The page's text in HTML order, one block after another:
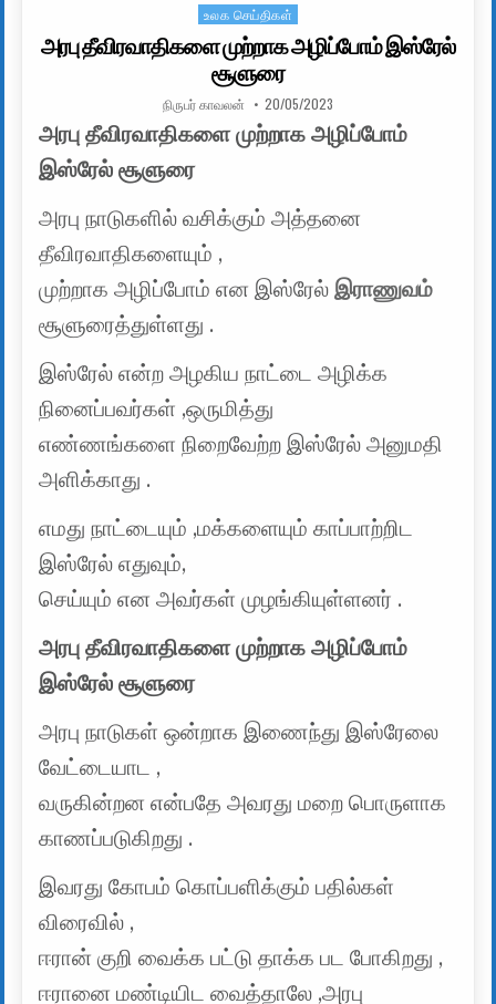
Posted in
உலக செய்திகள்
அரபு தீவிரவாதிகளை முற்றாக அழிப்போம் இஸ்ரேல்
சூளுரை
AUTHOR:
நிருபர் காவலன் PUBLISHED DATE:
20/05/2023
அரபு தீவிரவாதிகளை முற்றாக அழிப்போம்
இஸ்ரேல் சூளுரை
அரபு நாடுகளில் வசிக்கும் அத்தனை
தீவிரவாதிகளையும் ,
முற்றாக அழிப்போம் என இஸ்ரேல்இராணுவம்
சூளுரைத்துள்ளது .
இஸ்ரேல் என்ற அழகிய நாட்டை அழிக்க
நினைப்பவர்கள் ,ஒருமித்து
எண்ணங்களை நிறைவேற்ற இஸ்ரேல் அனுமதி
அளிக்காது .
எமது நாட்டையும் ,மக்களையும் காப்பாற்றிட
இஸ்ரேல் எதுவும்,
செய்யும் என அவர்கள் முழங்கியுள்ளனர் .
அரபு தீவிரவாதிகளை முற்றாக அழிப்போம்
இஸ்ரேல் சூளுரை
அரபு நாடுகள் ஒன்றாக இணைந்து இஸ்ரேலை
வேட்டையாட ,
வருகின்றன என்பதே அவரது மறை பொருளாக
காணப்படுகிறது .
இவரது கோபம் கொப்பளிக்கும் பதில்கள்
விரைவில் ,
ஈரான் குறி வைக்க பட்டு தாக்க பட போகிறது ,
ஈரானை மண்டியிட வைத்தாலே ,அரபு